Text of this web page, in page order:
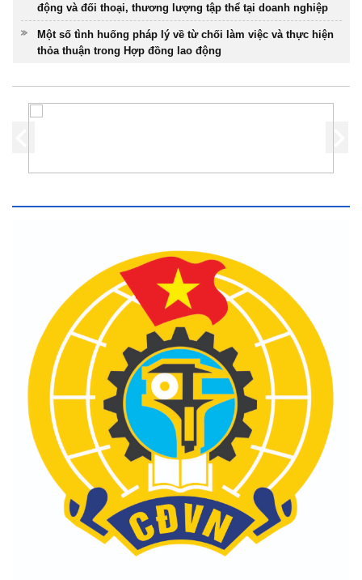
động và đối thoại, thương lượng tập thể tại doanh nghiệp
Một số tình huống pháp lý về từ chối làm việc và thực hiện
thỏa thuận trong Hợp đồng lao động